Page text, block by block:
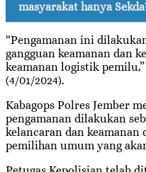
masyarakat hanya
“Pengamanan ini
gangguan keamanan dan
keamanan logistik
(4/01/2024).
Kabagops Polres Jember
pengamanan dilakukan
kelancaran dan keamanan
pemilihan umum yang